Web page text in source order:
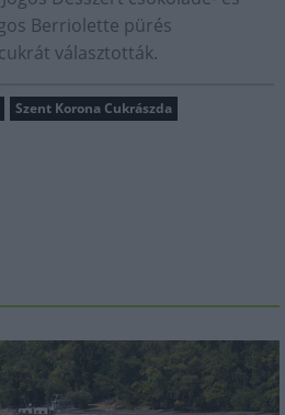
Berriolette pürés
választották.
Szent Korona Cukrászda